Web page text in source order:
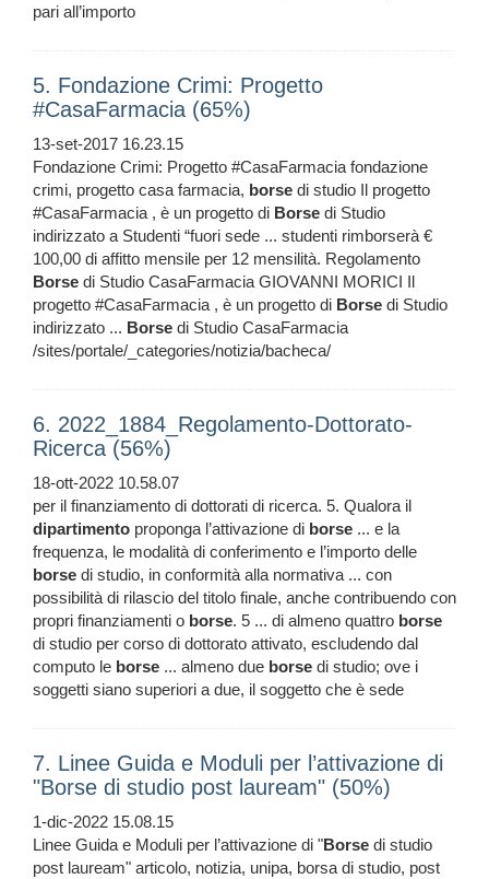
pari all’importo
5. Fondazione Crimi: Progetto
#CasaFarmacia (65%)
13-set-2017 16.23.15
Fondazione Crimi: Progetto #CasaFarmacia fondazione
crimi, progetto casa farmacia, borse di studio Il progetto
#CasaFarmacia , è un progetto di Borse di Studio
indirizzato a Studenti “fuori sede ... studenti rimborserà €
100,00 di affitto mensile per 12 mensilità. Regolamento
Borse di Studio CasaFarmacia GIOVANNI MORICI Il
progetto #CasaFarmacia , è un progetto di Borse di Studio
indirizzato ... Borse di Studio CasaFarmacia
/sites/portale/_categories/notizia/bacheca/
6. 2022_1884_Regolamento-Dottorato-
Ricerca (56%)
18-ott-2022 10.58.07
per il finanziamento di dottorati di ricerca. 5. Qualora il
dipartimento proponga l’attivazione di borse ... e la
frequenza, le modalità di conferimento e l’importo delle
borse di studio, in conformità alla normativa ... con
possibilità di rilascio del titolo finale, anche contribuendo con
propri finanziamenti o borse. 5 ... di almeno quattro borse
di studio per corso di dottorato attivato, escludendo dal
computo le borse ... almeno due borse di studio; ove i
soggetti siano superiori a due, il soggetto che è sede
7. Linee Guida e Moduli per l’attivazione di
"Borse di studio post lauream" (50%)
1-dic-2022 15.08.15
Linee Guida e Moduli per l’attivazione di "Borse di studio
post lauream" articolo, notizia, unipa, borsa di studio, post